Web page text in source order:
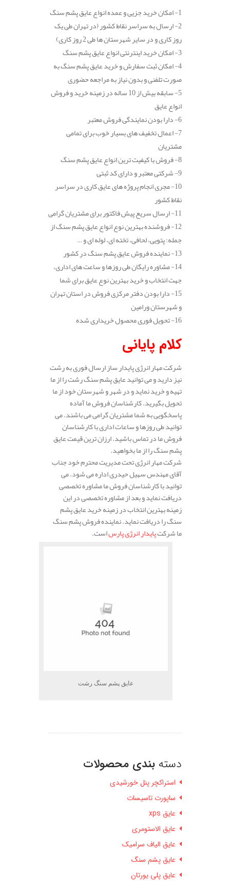
1- امکان خرید جزیی و عمده انواع عایق پشم سنگ
2- ارسال به سراسر نقاط کشور (در تهران طی یک
روز کاری و در سایر شهرستان ها طی 2 روز کاری)
3- امکان خرید اینترنتی انواع عایق پشم سنگ
4- امکان ثبت سفارش و خرید عایق پشم سنگ به
صورت تلفنی و بدون نیاز به مراجعه حضوری
5- سابقه بیش از 10 ساله در زمینه خرید و فروش
انواع عایق
6- دارا بودن نمایندگی فروش معتبر
7- اعمال تخفیف های بسیار خوب برای تمامی
مشتریان
8- فروش با کیفیت ترین انواع عایق پشم سنگ
9- شرکتی معتبر و دارای کد ثبتی
10- مجری انجام پروژه های عایق کاری در سراسر
نقاط کشور
11- ارسال سریع پیش فاکتور برای مشتریان گرامی
12- فروشنده بهترین نوع انواع عایق پشم سنگ از
جمله: پتویی، لحافی، تخته ای، لوله ای و …
13- نماینده فروش عایق پشم سنگ در کشور
14- مشاوره رایگان طی روزها و ساعت های اداری،
جهت انتخاب و خرید بهترین نوع عایق برای شما
15- دارا بودن دفتر مرکزی فروش در استان تهران
و شهرستان ورامین
16- تحویل فوری محصول خریداری شده
کلام پایانی
شرکت مهار انرژی پایدار ساز ارسال فوری به رشت
نیز دارید و می توانید عایق پشم سنگ رشت را از ما
تهیه و خرید نماید و در شهر و شهرستان خود از ما
تحویل بگیرید. کارشناسان فروش ما آماده
پاسخگویی به شما مشتریان گرامی می باشند. می
توانید طی روزها و ساعات اداری با کارشناسان
فروش ما در تماس باشید. ارزان ترین قیمت عایق
پشم سنگ را از ما بخواهید.
شرکت مهار انرژی تحت مدیریت محترم خود جناب
آقای مهندس سهیل حیدری اداره می شود. می
توانید با کارشناسان فروش ما مشاوره تخصصی
دریافت نماید و بعد از مشاوره تخصصی در این
زمینه بهترین انتخاب در زمینه خرید عایق پشم
سنگ را دریافت نماید. نماینده فروش پشم سنگ
ما شرکتپایدار انرژی پارساست.
عایق پشم سنگ رشت
دسته بندی محصولات
استراکچر پنل خورشیدی
ساپورت تاسیسات
عایق xps
عایق الاستومری
عایق الیاف سرامیک
عایق پشم سنگ
عایق پلی یورتان